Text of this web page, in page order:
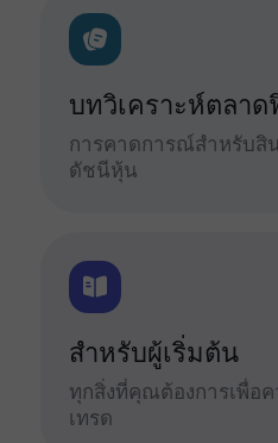
บทวิเคราะห์ตลาด
การคาดการณ์สำหรับ
ดัชนีหุ้น
สำหรับผู้เริ่มต้น
ทุกสิ่งที่คุณต้องการเพื่อค
เทรด